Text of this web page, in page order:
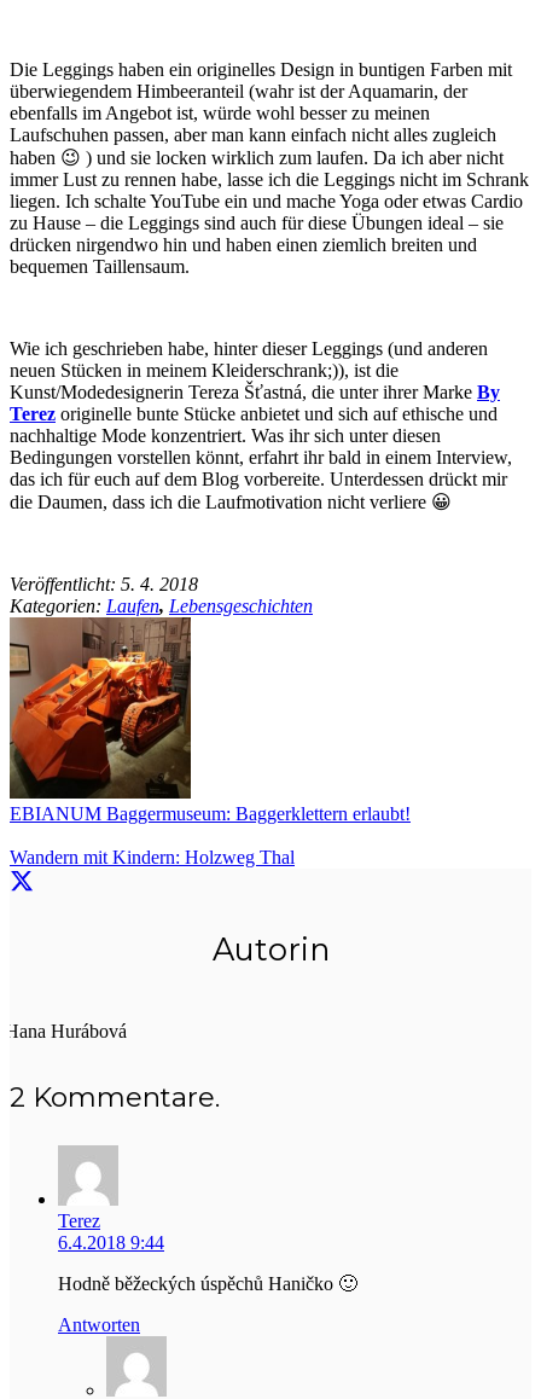
Die Leggings haben ein originelles Design in buntigen Farben mit
überwiegendem Himbeeranteil (wahr ist der Aquamarin, der
ebenfalls im Angebot ist, würde wohl besser zu meinen
Laufschuhen passen, aber man kann einfach nicht alles zugleich
haben 😉 ) und sie locken wirklich zum laufen. Da ich aber nicht
immer Lust zu rennen habe, lasse ich die Leggings nicht im Schrank
liegen. Ich schalte YouTube ein und mache Yoga oder etwas Cardio
zu Hause – die Leggings sind auch für diese Übungen ideal – sie
drücken nirgendwo hin und haben einen ziemlich breiten und
bequemen Taillensaum.
Wie ich geschrieben habe, hinter dieser Leggings (und anderen
neuen Stücken in meinem Kleiderschrank;)), ist die
Kunst/Modedesignerin Tereza Šťastná, die unter ihrer Marke By
Terez originelle bunte Stücke anbietet und sich auf ethische und
nachhaltige Mode konzentriert. Was ihr sich unter diesen
Bedingungen vorstellen könnt, erfahrt ihr bald in einem Interview,
das ich für euch auf dem Blog vorbereite. Unterdessen drückt mir
die Daumen, dass ich die Laufmotivation nicht verliere 😀
Veröffentlicht: 5. 4. 2018
Kategorien: Laufen, Lebensgeschichten
EBIANUM Baggermuseum: Baggerklettern erlaubt!
Wandern mit Kindern: Holzweg Thal
Autorin
Hana Hurábová
2 Kommentare.
Terez
6.4.2018 9:44
Hodně běžeckých úspěchů Haničko 🙂
Antworten